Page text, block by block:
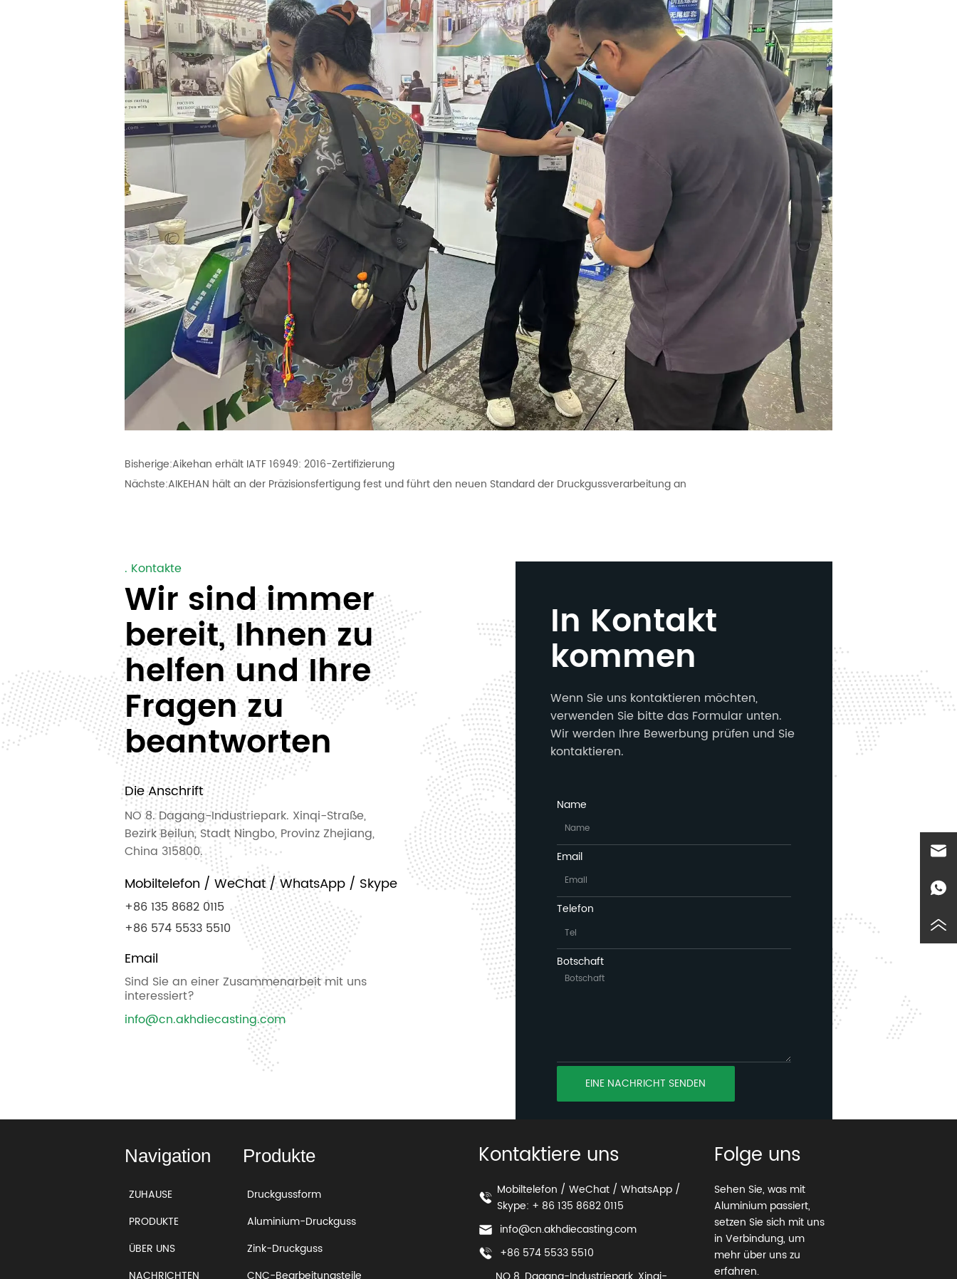
Bisherige:Aikehan erhält IATF 16949: 2016-Zertifizierung
Nächste:AIKEHAN hält an der Präzisionsfertigung fest und führt den neuen Standard der Druckgussverarbeitung an
. Kontakte
Wir sind immer
bereit, Ihnen zu
helfen und Ihre
Fragen zu
beantworten
Die Anschrift
NO 8. Dagang-Industriepark. Xinqi-Straße,
Bezirk Beilun, Stadt Ningbo, Provinz Zhejiang,
China 315800.
Mobiltelefon / WeChat / WhatsApp / Skype
+86 135 8682 0115
+86 574 5533 5510
Email
Sind Sie an einer Zusammenarbeit mit uns
interessiert?
info@cn.akhdiecasting.com
In Kontakt
kommen
Wenn Sie uns kontaktieren möchten,
verwenden Sie bitte das Formular unten.
Wir werden Ihre Bewerbung prüfen und Sie
kontaktieren.
Name
Email
Telefon
Botschaft
EINE NACHRICHT SENDEN
Navigation
ZUHAUSE
PRODUKTE
ÜBER UNS
Produkte
Druckgussform
Aluminium-Druckguss
Zink-Druckguss
Kontaktiere uns
Mobiltelefon / WeChat / WhatsApp /
Skype: + 86 135 8682 0115
info@cn.akhdiecasting.com
+86 574 5533 5510
Folge uns
Sehen Sie, was mit
Aluminium passiert,
setzen Sie sich mit uns
in Verbindung, um
mehr über uns zu
erfahren.